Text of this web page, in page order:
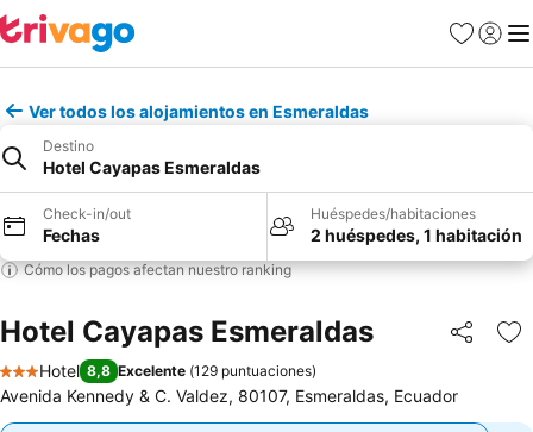
Favoritos
Iniciar
Ver todos los alojamientos en Esmeraldas
Destino
Hotel Cayapas Esmeraldas
Check-in/out
Fechas
Huéspedes/habitaciones
2 huéspedes, 1 habitación
Cómo los pagos afectan nuestro ranking
Hotel Cayapas Esmeraldas Compartir
3 Estrellas
Hotel 8,8 Excelente (129 puntuaciones)
Avenida Kennedy & C. Valdez, 80107, Esmeraldas, Ecuador